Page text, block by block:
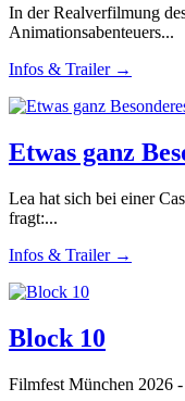
In der Realverfilmung
Animationsabenteuers...
Infos & Trailer →
Etwas ganz
Lea hat sich bei einer
fragt:...
Infos & Trailer →
Block 10
Filmfest München 2026